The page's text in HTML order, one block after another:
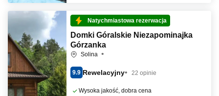
Natychmiastowa rezerwacja
Domki Góralskie Niezapominajka
Górzanka
Solina
9.9 Rewelacyjny 22 opinie
Wysoka jakość, dobra cena